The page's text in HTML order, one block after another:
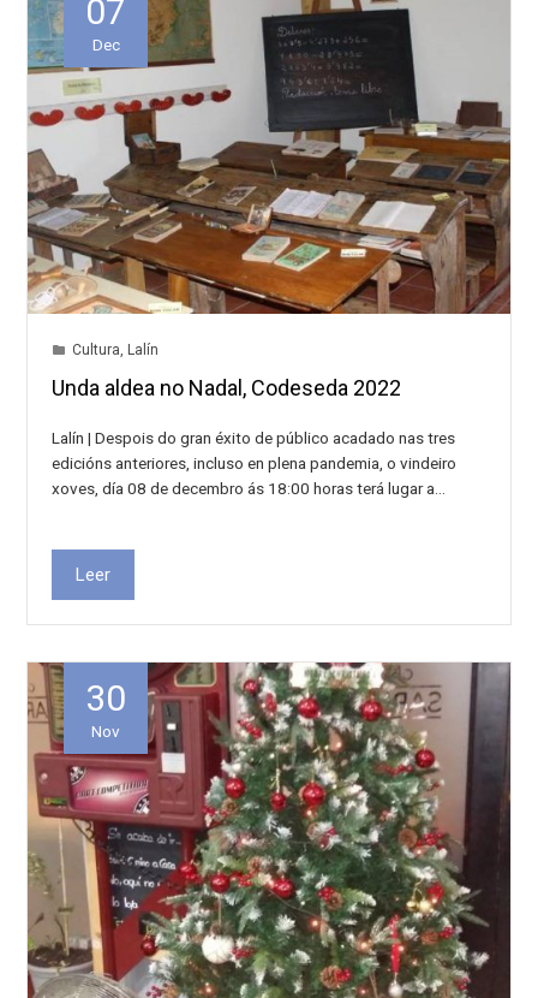
07
Dec
Cultura, Lalín
Unda aldea no Nadal, Codeseda 2022
Lalín | Despois do gran éxito de público acadado nas tres
edicións anteriores, incluso en plena pandemia, o vindeiro
xoves, día 08 de decembro ás 18:00 horas terá lugar a…
Leer
30
Nov